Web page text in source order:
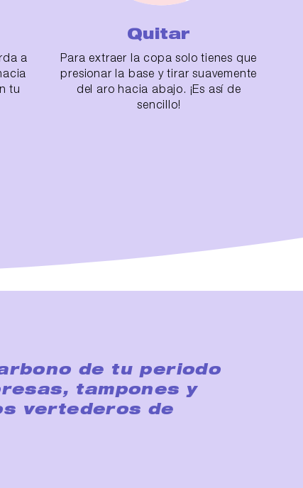
a
tu
Quitar
Para extraer la copa solo tienes que
presionar la base y tirar suavemente
del aro hacia abajo. ¡Es así de
sencillo!
de tu periodo
tampones y
vertederos de